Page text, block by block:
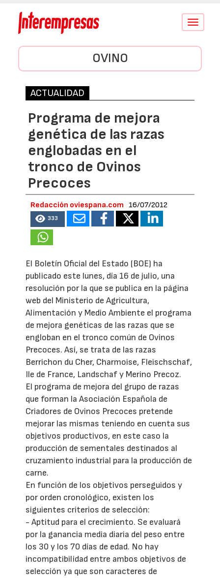
Conmutar
OVINO
ACTUALIDAD
Programa de mejora
genética de las razas
englobadas en el
tronco de Ovinos
Precoces
Redacción oviespana.com 16/07/2012
333
El Boletín Oficial del Estado (BOE) ha
publicado este lunes, día 16 de julio, una
resolución por la que se publica en la página
web del Ministerio de Agricultura,
Alimentación y Medio Ambiente el programa
de mejora genéticas de las razas que se
engloban en el tronco común de Ovinos
Precoces. Así, se trata de las razas
Berrichon du Cher, Charmoise, Fleischschaf,
Ile de France, Landschaf y Merino Precoz.
El programa de mejora del grupo de razas
que forman la Asociación Española de
Criadores de Ovinos Precoces pretende
mejorar las mismas teniendo en cuenta sus
objetivos productivos, en este caso la
producción de sementales destinados al
cruzamiento industrial para la producción de
carne.
En función de los objetivos perseguidos y
por orden cronológico, existen los
siguientes criterios de selección:
- Aptitud para el crecimiento. Se evaluará
por la ganancia media diaria del peso entre
los 30 y los 70 días de edad. No hay
incompatibilidad entre ambos objetivos de
selección ya que son caracteres de